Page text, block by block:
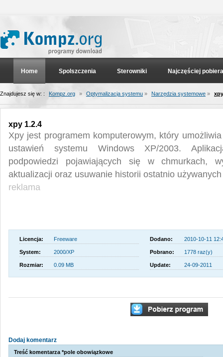
Home Spolszczenia Sterowniki Najczęściej
Znajdujesz się w: : Kompz.org » Optymalizacja systemu » Narzędzia systemowe »
xpy 1.2.4
Xpy jest programem komputerowym, który
ustawień systemu Windows XP/2003.
podpowiedzi pojawiających się w chmurkach,
aktualizacji oraz usuwanie historii ostatnio
reklama
Licencja: Freeware Dodano: 2010-10-11
System: 2000/XP Pobrano: 1778 raz(y)
Rozmiar: 0.09 MB Update: 24-09-2011
Dodaj komentarz
Treść komentarza *pole obowiązkowe